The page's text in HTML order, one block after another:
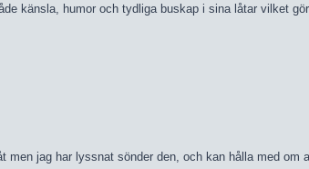
känsla, humor och tydliga buskap i sina låtar vilket
jag har lyssnat sönder den, och kan hålla med